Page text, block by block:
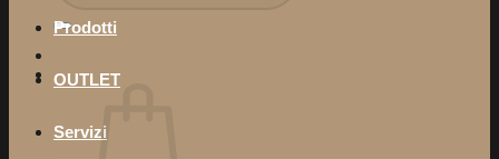
Prodotti
OUTLET
Servizi